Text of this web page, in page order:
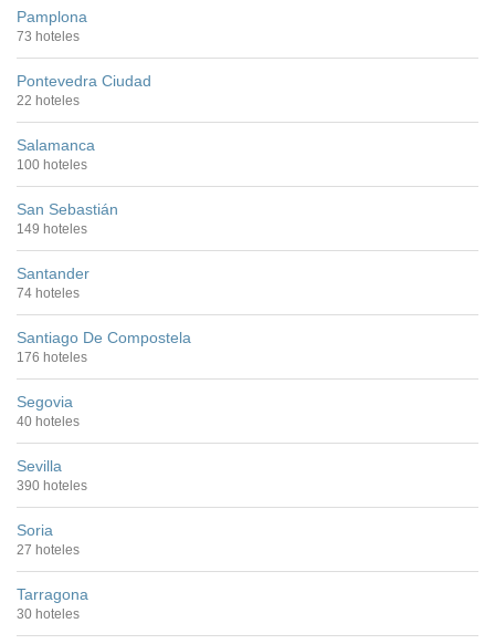
Pamplona
73 hoteles
Pontevedra Ciudad
22 hoteles
Salamanca
100 hoteles
San Sebastián
149 hoteles
Santander
74 hoteles
Santiago De Compostela
176 hoteles
Segovia
40 hoteles
Sevilla
390 hoteles
Soria
27 hoteles
Tarragona
30 hoteles